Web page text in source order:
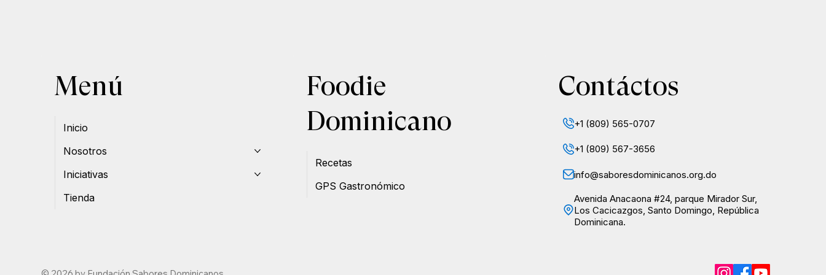
Menú
Inicio
Nosotros
Iniciativas
Tienda
Foodie
Dominicano
Recetas
GPS Gastronómico
Contáctos
+1 (809) 565-0707
+1 (809) 567-3656
info@saboresdominicanos.org.do
Avenida Anacaona #24, parque Mirador Sur,
Los Cacicazgos, Santo Domingo, República
Dominicana.